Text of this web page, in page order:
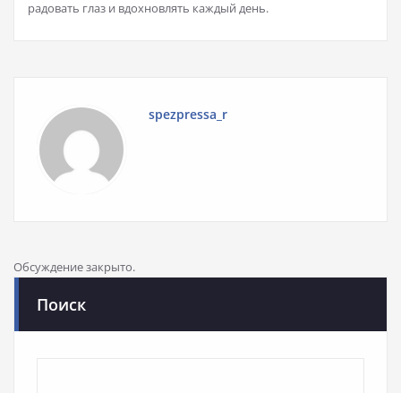
радовать глаз и вдохновлять каждый день.
spezpressa_r
Обсуждение закрыто.
Поиск